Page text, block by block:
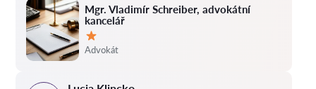
Mgr. Vladimír Schreiber, advokátní
kancelář
Hodnocení:
Advokát